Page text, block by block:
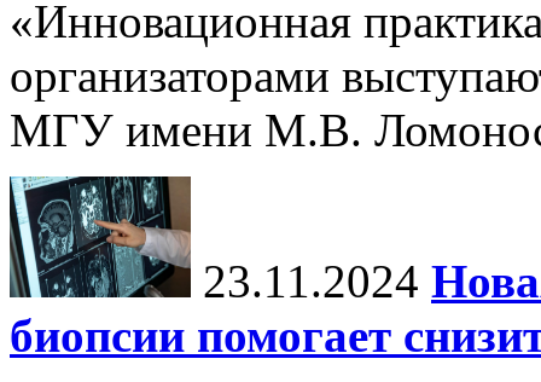
«Инновационная
организаторами
МГУ имени М.В.
23.11.2024
биопсии помогает